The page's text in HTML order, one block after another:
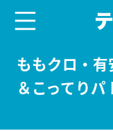
ももクロ・
＆こってり